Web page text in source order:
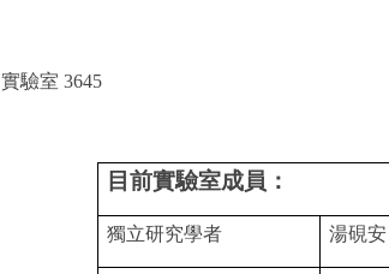
實驗室 3645
目前實驗室成員：
獨立研究學者 湯硯安